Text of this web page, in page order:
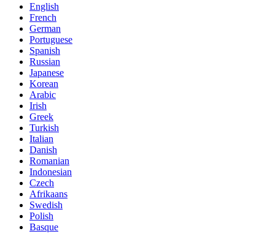
English
French
German
Portuguese
Spanish
Russian
Japanese
Korean
Arabic
Irish
Greek
Turkish
Italian
Danish
Romanian
Indonesian
Czech
Afrikaans
Swedish
Polish
Basque